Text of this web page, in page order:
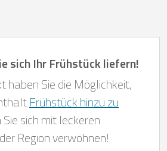
sich Ihr Frühstück liefern!
haben Sie die Möglichkeit,
Frühstück hinzu zu
Sie sich mit leckeren
Region verwöhnen!